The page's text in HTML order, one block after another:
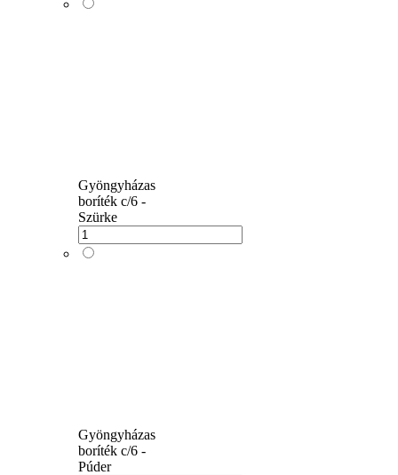
Gyöngyházas
boríték c/6 -
Szürke
Gyöngyházas
boríték c/6 -
Púder